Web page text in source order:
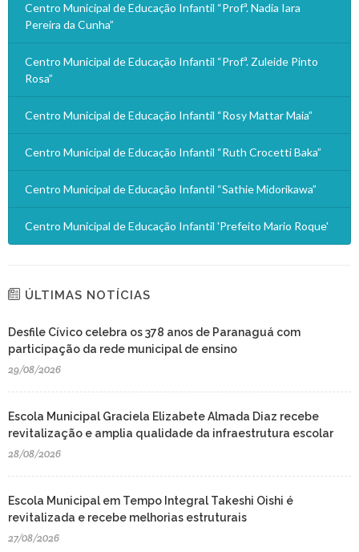
Centro Municipal de Educação Infantil “Profª. Nadia Iara
Pereira da Cunha”
Centro Municipal de Educação Infantil “Profª. Zuleide Pinto
Rosa”
Centro Municipal de Educação Infantil “Rosy Mattar Maia”
Centro Municipal de Educação Infantil “Ruth Crocetti Baka”
Centro Municipal de Educação Infantil “Sathie Midorikawa”
Centro Municipal de Educação Infantil 'Prefeito Mario Roque'
ÚLTIMAS NOTÍCIAS
Desfile Cívico celebra os 378 anos de Paranaguá com
participação da rede municipal de ensino
29/08/2026
Escola Municipal Graciela Elizabete Almada Diaz recebe
revitalização e amplia qualidade da infraestrutura escolar
28/08/2026
Escola Municipal em Tempo Integral Takeshi Oishi é
revitalizada e recebe melhorias estruturais
27/08/2026